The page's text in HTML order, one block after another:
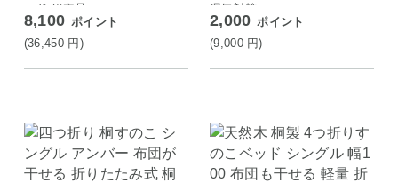
ッド 組立品
8,100 ポイント
(36,450 円 )
湿気対策
2,000 ポイント
(9,000 円)